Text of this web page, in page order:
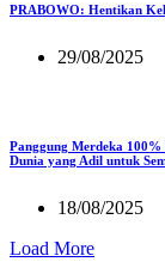
PRABOWO: Hentikan
29/08/2025
Panggung Merdeka
Dunia yang Adil untuk
18/08/2025
Load More